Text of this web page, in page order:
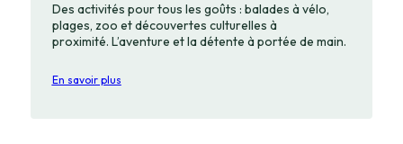
Des activités pour tous les goûts : balades à vélo,
plages, zoo et découvertes culturelles à
proximité. L’aventure et la détente à portée de main.
En savoir plus